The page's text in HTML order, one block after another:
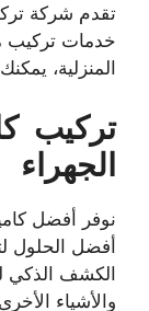
تقدم شركة
خدمات تركيب
المنزلية،
تركيب
الجهراء
نوفر أفضل
أفضل الحلول
الكشف الذكي
والأشياء